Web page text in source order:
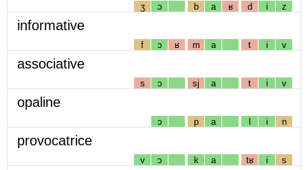
ʒ ɔ b a ʁ d i z
informative
f ɔ ʁ m a t i v
associative
s ɔ sj a t i v
opaline
ɔ p a l i n
provocatrice
v ɔ k a tʁ i s